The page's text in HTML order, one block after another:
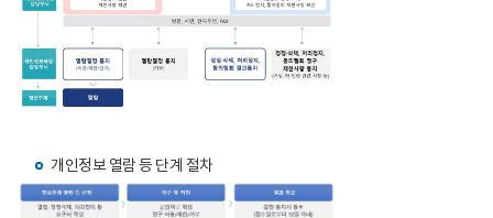
개인정보 열람 등 단계 절차